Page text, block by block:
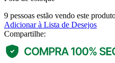
9 pessoas estão vendo este
Adicionar à Lista de Desejos
Compartilhe: